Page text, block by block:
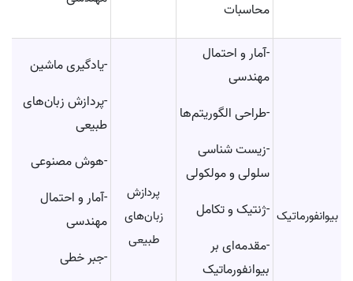
محاسبات
بیوانفورماتیک
-آمار و احتمال
مهندسی
-طراحی الگوریتم‌ها
-زیست ‎شناسی
سلولی و مولکولی
-ژنتیک و تکامل
-مقدمه‌ای بر
بیوانفورماتیک
پردازش
زبان‌های
طبیعی
-یادگیری ماشین
-پردازش زبان‌های
طبیعی
-هوش مصنوعی
-آمار و احتمال
مهندسی
-جبر خطی